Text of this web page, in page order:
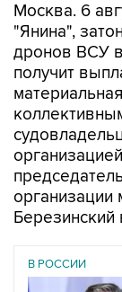
Москва. 6
"Янина",
дронов ВСУ
получит
организации
Березинский
В РОССИИ